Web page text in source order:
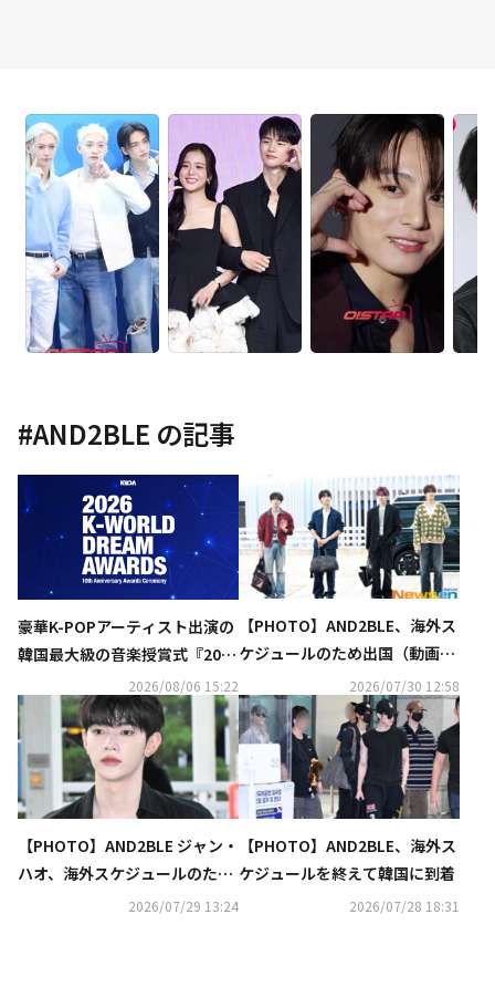
#AND2BLE の記事
豪華K-POPアーティスト出演の
韓国最大級の音楽授賞式『2026
K-WORLD DREAM AWARDS』8
月27日にU-NEXTが日本独占で
見放題ライブ配信
2026/08/06 15:22
【PHOTO】AND2BLE、海外ス
ケジュールのため出国（動画あ
2026/07/30 12:58
【PHOTO】AND2BLE ジャン・
ハオ、海外スケジュールのため
2026/07/29 13:24
【PHOTO】AND2BLE、海外ス
ケジュールを終えて韓国に到着
2026/07/28 18:31